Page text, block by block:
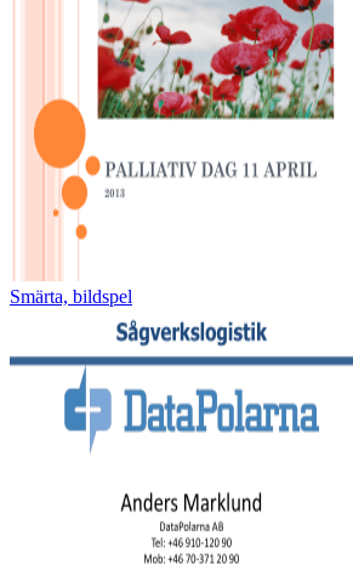
Smärta, bildspel